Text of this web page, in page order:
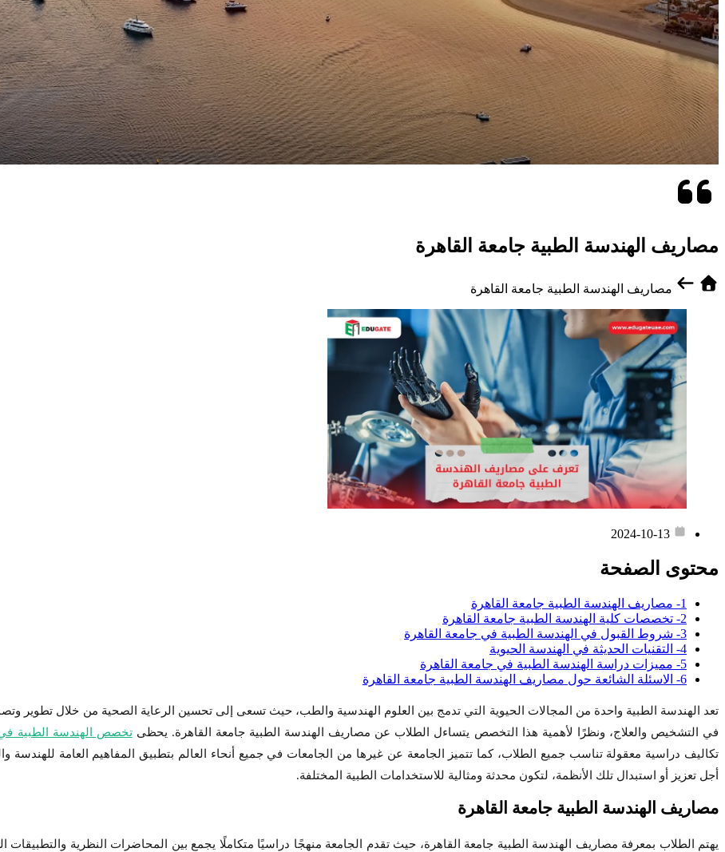
مصاريف الهندسة الطبية جامعة القاهرة
مصاريف الهندسة الطبية جامعة القاهرة
2024-10-13
محتوى الصفحة
1- مصاريف الهندسة الطبية جامعة القاهرة
2- تخصصات كلية الهندسة الطبية جامعة القاهرة
3- شروط القبول في الهندسة الطبية في جامعة القاهرة
4- التقنيات الحديثة في الهندسة الحيوية
5- مميزات دراسة الهندسة الطبية في جامعة القاهرة
6- الاسئلة الشائعة حول مصاريف الهندسة الطبية جامعة القاهرة
تعد الهندسة الطبية واحدة من المجالات الحيوية التي تدمج بين العلوم الهندسية والطب، حيث تسعى إلى تحسين الرعاية الصحية من خلال تطوير
في التشخيص والعلاج، ونظرًا لأهمية هذا التخصص يتساءل الطلاب عن مصاريف الهندسة الطبية جامعة القاهرة. يحظىتخصص الهندسة الطبية
تكاليف دراسية معقولة تناسب جميع الطلاب، كما تتميز الجامعة عن غيرها من الجامعات في جميع أنحاء العالم بتطبيق المفاهيم العامة للهندسة
أجل تعزيز أو استبدال تلك الأنظمة، لتكون محدثة ومثالية للاستخدامات الطبية المختلفة.
مصاريف الهندسة الطبية جامعة القاهرة
يهتم الطلاب بمعرفة مصاريف الهندسة الطبية جامعة القاهرة، حيث تقدم الجامعة منهجًا دراسيًا متكاملًا يجمع بين المحاضرات النظرية